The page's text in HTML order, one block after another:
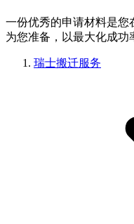
一份优秀的申请材料是您
为您准备，以最大化成功
瑞士搬迁服务